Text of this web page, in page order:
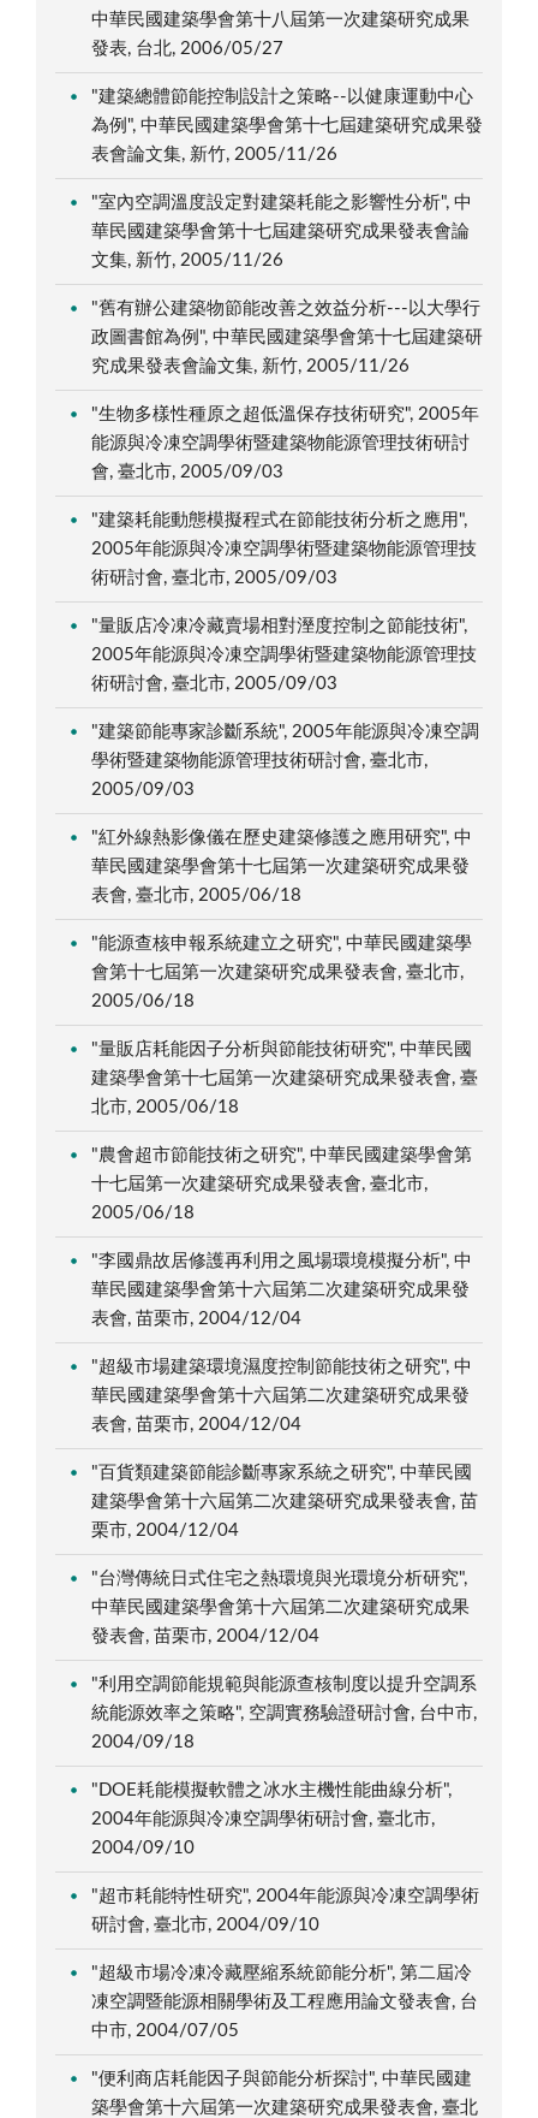
中華民國建築學會第十八屆第一次建築研究成果
發表, 台北, 2006/05/27
"建築總體節能控制設計之策略--以健康運動中心
為例", 中華民國建築學會第十七屆建築研究成果發
表會論文集, 新竹, 2005/11/26
"室內空調溫度設定對建築耗能之影響性分析", 中
華民國建築學會第十七屆建築研究成果發表會論
文集, 新竹, 2005/11/26
"舊有辦公建築物節能改善之效益分析---以大學行
政圖書館為例", 中華民國建築學會第十七屆建築研
究成果發表會論文集, 新竹, 2005/11/26
"生物多樣性種原之超低溫保存技術研究", 2005年
能源與冷凍空調學術暨建築物能源管理技術研討
會, 臺北市, 2005/09/03
"建築耗能動態模擬程式在節能技術分析之應用",
2005年能源與冷凍空調學術暨建築物能源管理技
術研討會, 臺北市, 2005/09/03
"量販店冷凍冷藏賣場相對溼度控制之節能技術",
2005年能源與冷凍空調學術暨建築物能源管理技
術研討會, 臺北市, 2005/09/03
"建築節能專家診斷系統", 2005年能源與冷凍空調
學術暨建築物能源管理技術研討會, 臺北市,
2005/09/03
"紅外線熱影像儀在歷史建築修護之應用研究", 中
華民國建築學會第十七屆第一次建築研究成果發
表會, 臺北市, 2005/06/18
"能源查核申報系統建立之研究", 中華民國建築學
會第十七屆第一次建築研究成果發表會, 臺北市,
2005/06/18
"量販店耗能因子分析與節能技術研究", 中華民國
建築學會第十七屆第一次建築研究成果發表會, 臺
北市, 2005/06/18
"農會超市節能技術之研究", 中華民國建築學會第
十七屆第一次建築研究成果發表會, 臺北市,
2005/06/18
"李國鼎故居修護再利用之風場環境模擬分析", 中
華民國建築學會第十六屆第二次建築研究成果發
表會, 苗栗市, 2004/12/04
"超級市場建築環境濕度控制節能技術之研究", 中
華民國建築學會第十六屆第二次建築研究成果發
表會, 苗栗市, 2004/12/04
"百貨類建築節能診斷專家系統之研究", 中華民國
建築學會第十六屆第二次建築研究成果發表會, 苗
栗市, 2004/12/04
"台灣傳統日式住宅之熱環境與光環境分析研究",
中華民國建築學會第十六屆第二次建築研究成果
發表會, 苗栗市, 2004/12/04
"利用空調節能規範與能源查核制度以提升空調系
統能源效率之策略", 空調實務驗證研討會, 台中市,
2004/09/18
"DOE耗能模擬軟體之冰水主機性能曲線分析",
2004年能源與冷凍空調學術研討會, 臺北市,
2004/09/10
"超市耗能特性研究", 2004年能源與冷凍空調學術
研討會, 臺北市, 2004/09/10
"超級市場冷凍冷藏壓縮系統節能分析", 第二屆冷
凍空調暨能源相關學術及工程應用論文發表會, 台
中市, 2004/07/05
"便利商店耗能因子與節能分析探討", 中華民國建
築學會第十六屆第一次建築研究成果發表會, 臺北